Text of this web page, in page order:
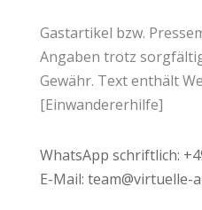
Gastartikel bzw.
Angaben trotz
Gewähr. Text enthält
[Einwandererhilfe]
WhatsApp schriftlich:
E-Mail: team@virtuelle-